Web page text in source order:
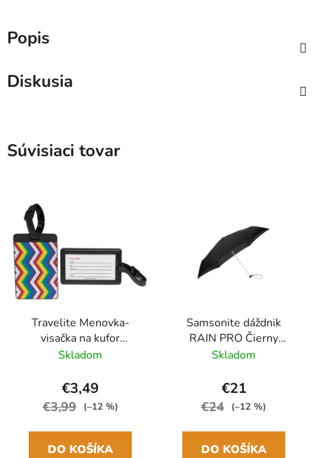
Popis
Diskusia
Súvisiaci tovar
Travelite Menovka-
visačka na kufor
Multicolor Waves
Skladom
€3,49
€3,99 (–12 %)
DO KOŠÍKA
Samsonite dáždnik
RAIN PRO Čierny
skladací manuálny
Skladom
€21
€24 (–12 %)
DO KOŠÍKA